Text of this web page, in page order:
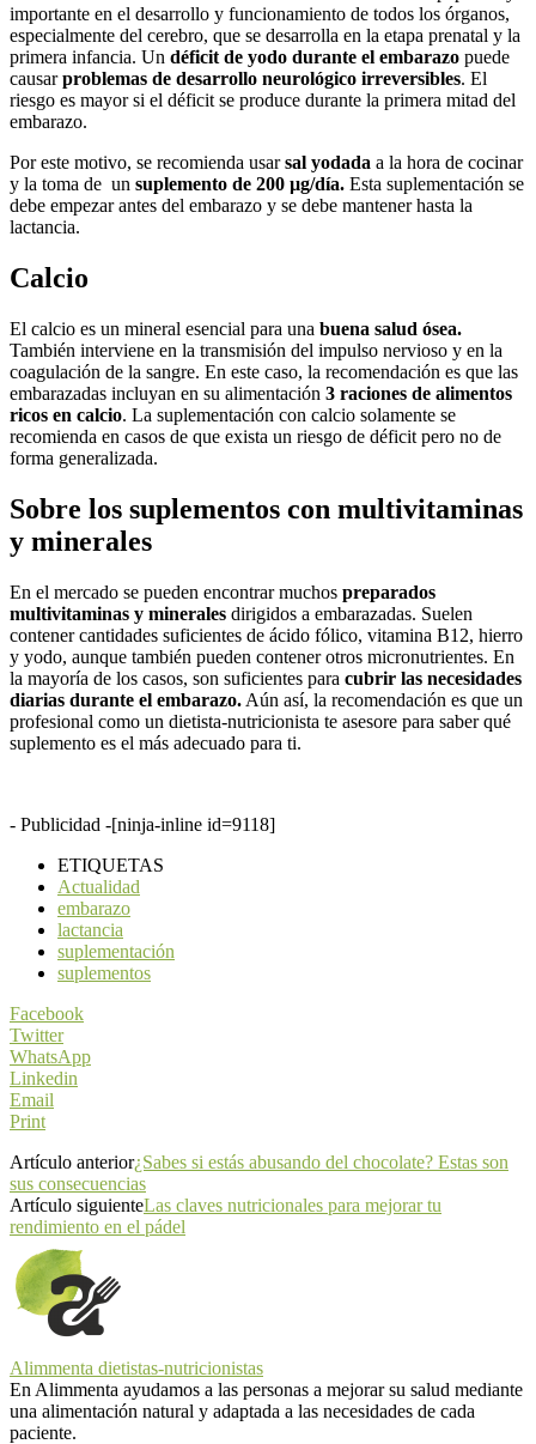
importante en el desarrollo y funcionamiento de todos los órganos,
especialmente del cerebro, que se desarrolla en la etapa prenatal y la
primera infancia. Un déficit de yodo durante el embarazo puede
causarproblemas de desarrollo neurológico irreversibles. El
riesgo es mayor si el déficit se produce durante la primera mitad del
embarazo.
Por este motivo, se recomienda usarsal yodada a la hora de cocinar
y la toma de un suplemento de 200 µg/día. Esta suplementación se
debe empezar antes del embarazo y se debe mantener hasta la
lactancia.
Calcio
El calcio es un mineral esencial para una buena salud ósea.
También interviene en la transmisión del impulso nervioso y en la
coagulación de la sangre. En este caso, la recomendación es que las
embarazadas incluyan en su alimentación 3 raciones de alimentos
ricos en calcio. La suplementación con calcio solamente se
recomienda en casos de que exista un riesgo de déficit pero no de
forma generalizada.
Sobre los suplementos con multivitaminas
y minerales
En el mercado se pueden encontrar muchos preparados
multivitaminas y minerales dirigidos a embarazadas. Suelen
contener cantidades suficientes de ácido fólico, vitamina B12, hierro
y yodo, aunque también pueden contener otros micronutrientes. En
la mayoría de los casos, son suficientes para cubrir las necesidades
diarias durante el embarazo. Aún así, la recomendación es que un
profesional como un dietista-nutricionista te asesore para saber qué
suplemento es el más adecuado para ti.
- Publicidad -[ninja-inline id=9118]
ETIQUETAS
Actualidad
embarazo
lactancia
suplementación
suplementos
Facebook
Twitter
WhatsApp
Linkedin
Email
Print
Artículo anterior¿Sabes si estás abusando del chocolate? Estas son
sus consecuencias
Artículo siguienteLas claves nutricionales para mejorar tu
rendimiento en el pádel
Alimmenta dietistas-nutricionistas
En Alimmenta ayudamos a las personas a mejorar su salud mediante
una alimentación natural y adaptada a las necesidades de cada
paciente.